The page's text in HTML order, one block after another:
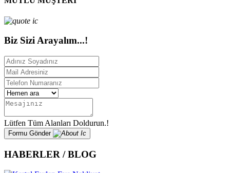
Biz Sizi Arayalım...!
Lütfen Tüm Alanları Doldurun.!
Formu Gönder
HABERLER / BLOG